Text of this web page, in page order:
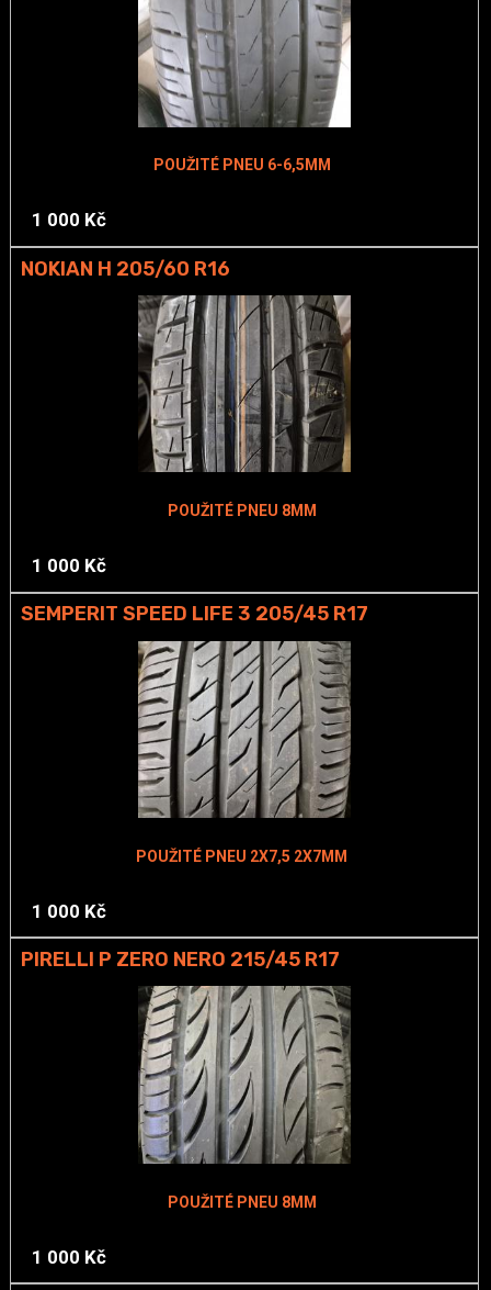
POUŽITÉ PNEU 6-6,5MM
1 000 Kč
NOKIAN H 205/60 R16
POUŽITÉ PNEU 8MM
1 000 Kč
SEMPERIT SPEED LIFE 3 205/45 R17
POUŽITÉ PNEU 2X7,5 2X7MM
1 000 Kč
PIRELLI P ZERO NERO 215/45 R17
POUŽITÉ PNEU 8MM
1 000 Kč